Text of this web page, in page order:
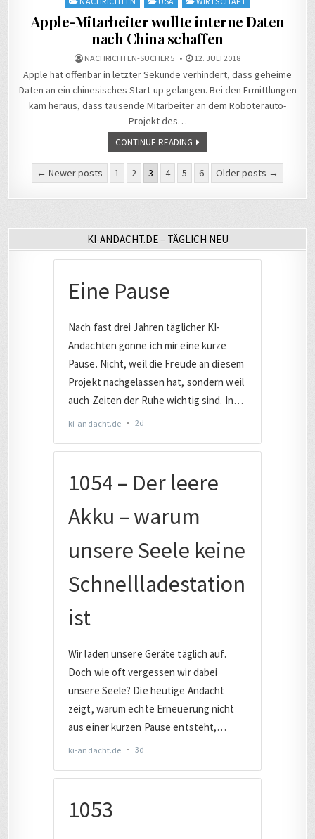
Apple-Mitarbeiter wollte interne Daten
nach China schaffen
NACHRICHTEN-SUCHER 5 12. JULI 2018
Apple hat offenbar in letzter Sekunde verhindert, dass geheime
Daten an ein chinesisches Start-up gelangen. Bei den Ermittlungen
kam heraus, dass tausende Mitarbeiter an dem Roboterauto-
Projekt des…
CONTINUE READING
Seitennummerierung
der
← Newer posts 1 2 3 4 5 6 Older posts →
KI-ANDACHT.DE – TÄGLICH NEU